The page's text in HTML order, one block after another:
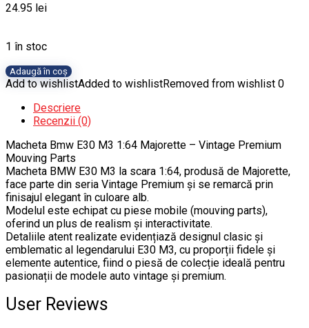
24.95 lei
1 în stoc
Cantitate
Macheta
E30
Majorette
–
Vintage
Premium
Mouving
Parts
Adaugă în coș
Add to wishlistAdded to wishlistRemoved from wishlist 0
Descriere
Recenzii (0)
Macheta Bmw E30 M3 1:64 Majorette – Vintage Premium
Mouving Parts
Macheta BMW E30 M3 la scara 1:64, produsă de Majorette,
face parte din seria Vintage Premium și se remarcă prin
finisajul elegant în culoare alb.
Modelul este echipat cu piese mobile (mouving parts),
oferind un plus de realism și interactivitate.
Detaliile atent realizate evidențiază designul clasic și
emblematic al legendarului E30 M3, cu proporții fidele și
elemente autentice, fiind o piesă de colecție ideală pentru
pasionații de modele auto vintage și premium.
User Reviews